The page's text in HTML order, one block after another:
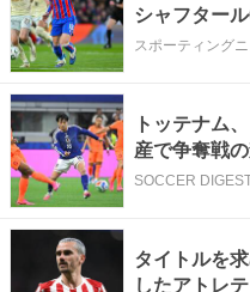
シャフター
スポーティング
トッテナム
産で争奪戦
ン？ 現地報
SOCCER
タイトルを
したアトレ